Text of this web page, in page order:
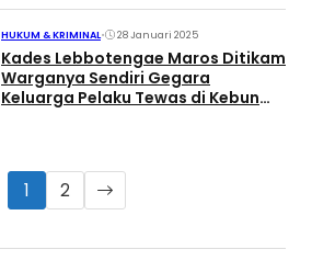
HUKUM & KRIMINAL• 28 Januari 2025
Kades Lebbotengae Maros Ditikam
Warganya Sendiri Gegara
Keluarga Pelaku Tewas di Kebun
1 2